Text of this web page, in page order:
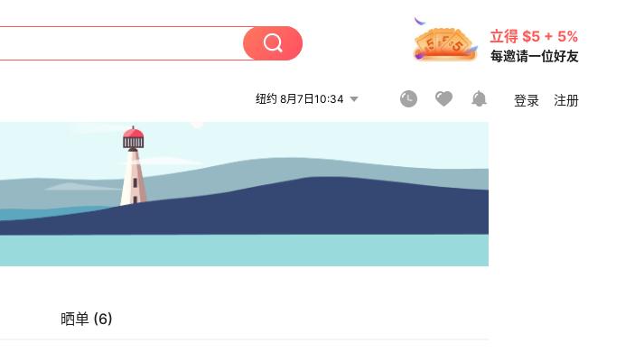
立得 $5 + 5%
每邀请一位好友
纽约 8月7日10:34 登录 注册
晒单 (6)